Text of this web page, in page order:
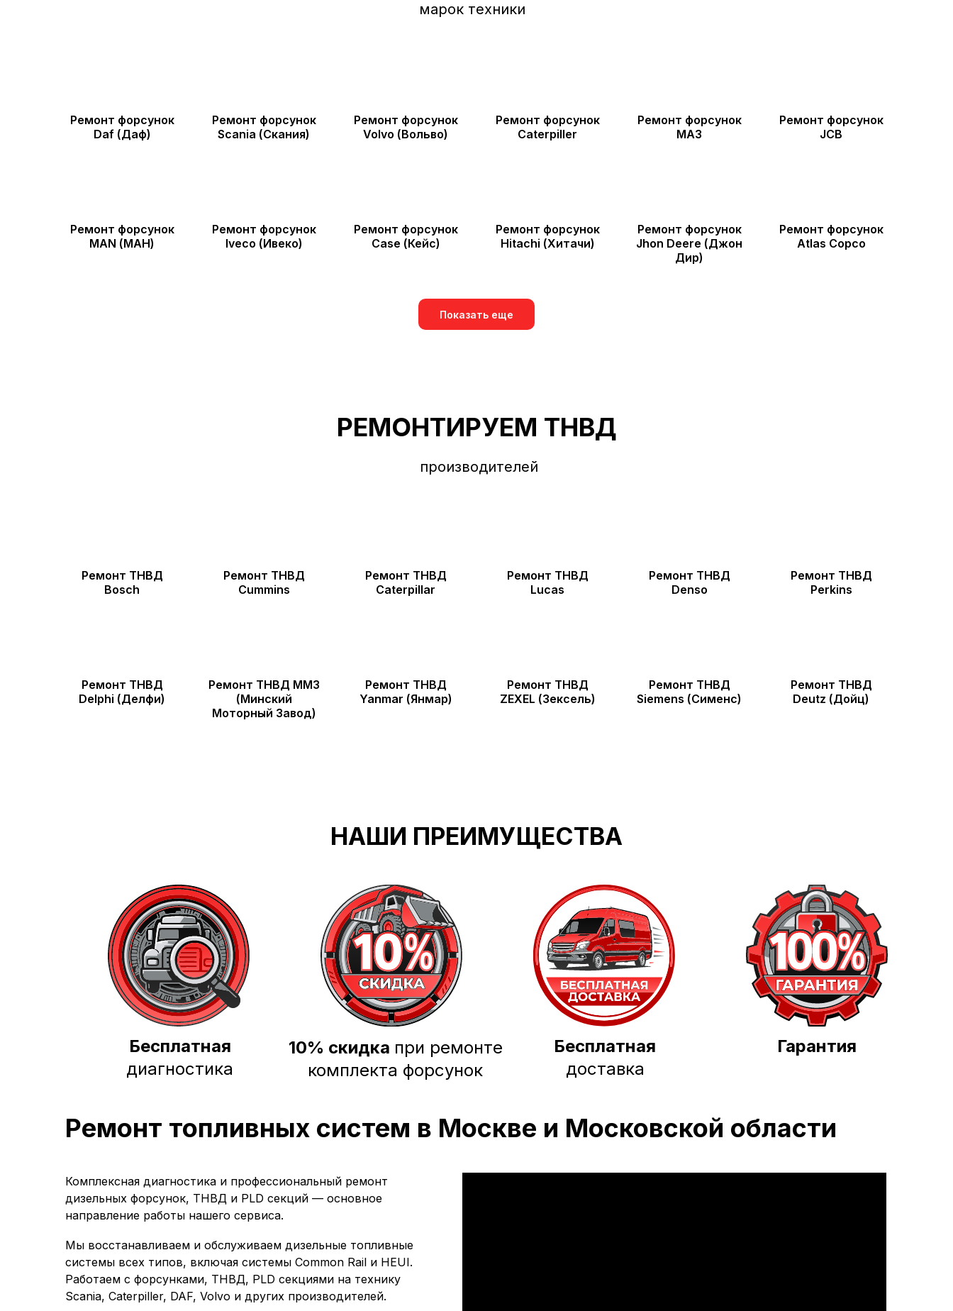
марок техники
Ремонт форсунок
Daf (Даф)
Ремонт форсунок
Scania (Скания)
Ремонт форсунок
Volvo (Вольво)
Ремонт форсунок
Caterpiller
Ремонт форсунок
МАЗ
Ремонт форсунок
JCB
Ремонт форсунок
MAN (МАН)
Ремонт форсунок
Iveco (Ивеко)
Ремонт форсунок
Case (Кейс)
Ремонт форсунок
Hitachi (Хитачи)
Ремонт форсунок
Jhon Deere (Джон
Дир)
Ремонт форсунок
Atlas Copco
Показать еще
РЕМОНТИРУЕМ ТНВД
производителей
Ремонт ТНВД
Bosch
Ремонт ТНВД
Cummins
Ремонт ТНВД
Caterpillar
Ремонт ТНВД
Lucas
Ремонт ТНВД
Denso
Ремонт ТНВД
Perkins
Ремонт ТНВД
Delphi (Делфи)
Ремонт ТНВД ММЗ
(Минский
Моторный Завод)
Ремонт ТНВД
Yanmar (Янмар)
Ремонт ТНВД
ZEXEL (Зексель)
Ремонт ТНВД
Siemens (Сименс)
Ремонт ТНВД
Deutz (Дойц)
НАШИ ПРЕИМУЩЕСТВА
10% скидка при ремонте
комплекта форсунок
Гарантия
Бесплатная
доставка
Бесплатная
диагностика
Ремонт топливных систем в Москве и Московской области
Комплексная диагностика и профессиональный ремонт
дизельных форсунок, ТНВД и PLD секций — основное
направление работы нашего сервиса.
Мы восстанавливаем и обслуживаем дизельные топливные
системы всех типов, включая системы Common Rail и HEUI.
Работаем с форсунками, ТНВД, PLD секциями на технику
Scania, Caterpiller, DAF, Volvo и других производителей.